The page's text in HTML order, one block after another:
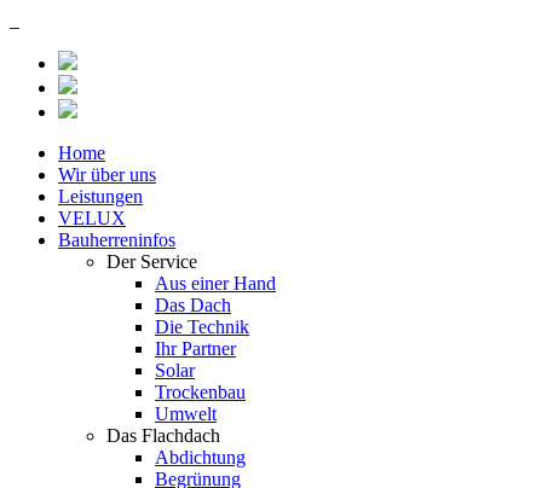
Home
Wir über uns
Leistungen
VELUX
Bauherreninfos
Der Service
Aus einer Hand
Das Dach
Die Technik
Ihr Partner
Solar
Trockenbau
Umwelt
Das Flachdach
Abdichtung
Begrünung